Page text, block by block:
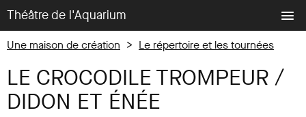
Théâtre de l'Aquarium
Une maison de création > Le répertoire et les tournées
LE CROCODILE TROMPEUR /
DIDON ET ÉNÉE